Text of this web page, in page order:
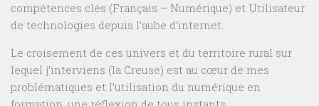
compétences clés (Français – Numérique) et Utilisateur
de technologies depuis l’aube d’internet.
Le croisement de ces univers et du territoire rural sur
lequel j’interviens (la Creuse) est au cœur de mes
problématiques et l’utilisation du numérique en